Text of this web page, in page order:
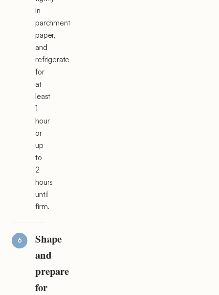
in
parchment
paper,
and
refrigerate
for
at
least
1
hour
or
up
to
2
hours
until
firm.
Shape
and
prepare
for